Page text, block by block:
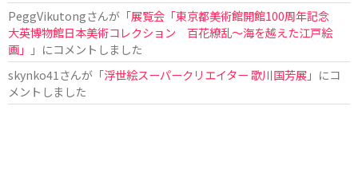
PeggVikutongさんが「展覧会「東京都美術館開館100周年記念
大英博物館日本美術コレクション 百花繚乱〜海を越えた江戸絵
画」
」にコメントしました
skynko41さんが「浮世絵スーパークリエイター 歌川国芳展 」にコ
メントしました